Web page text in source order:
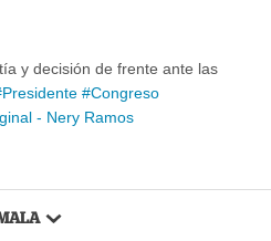
y decisión de frente ante las
#Congreso
- Nery Ramos